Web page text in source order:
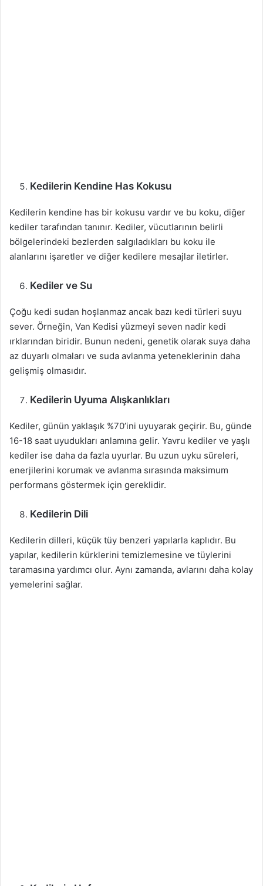
Kedilerin Kendine Has Kokusu
Kedilerin kendine has bir kokusu vardır ve bu koku, diğer
kediler tarafından tanınır. Kediler, vücutlarının belirli
bölgelerindeki bezlerden salgıladıkları bu koku ile
alanlarını işaretler ve diğer kedilere mesajlar iletirler.
Kediler ve Su
Çoğu kedi sudan hoşlanmaz ancak bazı kedi türleri suyu
sever. Örneğin, Van Kedisi yüzmeyi seven nadir kedi
ırklarından biridir. Bunun nedeni, genetik olarak suya daha
az duyarlı olmaları ve suda avlanma yeteneklerinin daha
gelişmiş olmasıdır.
Kedilerin Uyuma Alışkanlıkları
Kediler, günün yaklaşık %70’ini uyuyarak geçirir. Bu, günde
16-18 saat uyudukları anlamına gelir. Yavru kediler ve yaşlı
kediler ise daha da fazla uyurlar. Bu uzun uyku süreleri,
enerjilerini korumak ve avlanma sırasında maksimum
performans göstermek için gereklidir.
Kedilerin Dili
Kedilerin dilleri, küçük tüy benzeri yapılarla kaplıdır. Bu
yapılar, kedilerin kürklerini temizlemesine ve tüylerini
taramasına yardımcı olur. Aynı zamanda, avlarını daha kolay
yemelerini sağlar.